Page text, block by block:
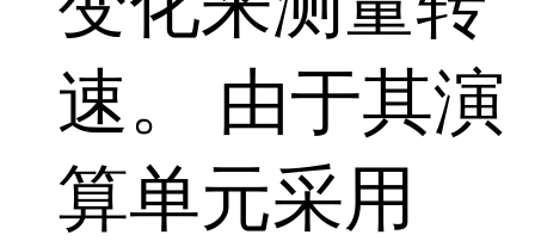
速。 由于其演
算单元采用